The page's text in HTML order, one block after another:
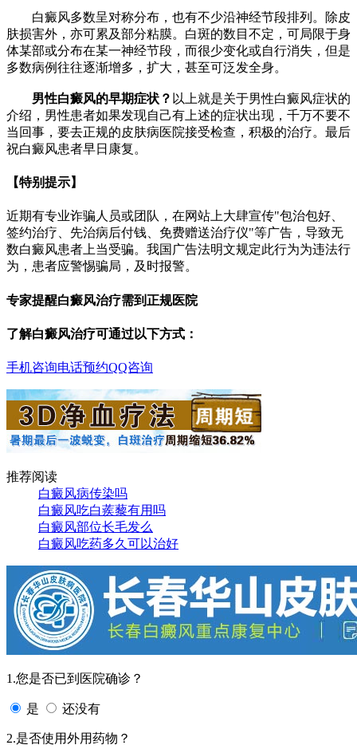
白癜风多数呈对称分布，也有不少沿神经节段排列。除皮
肤损害外，亦可累及部分粘膜。白斑的数目不定，可局限于身
体某部或分布在某一神经节段，而很少变化或自行消失，但是
多数病例往往逐渐增多，扩大，甚至可泛发全身。
男性白癜风的早期症状？ 以上就是关于男性白癜风症状的
介绍，男性患者如果发现自己有上述的症状出现，千万不要不
当回事，要去正规的皮肤病医院接受检查，积极的治疗。最后
祝白癜风患者早日康复。
【特别提示】
近期有专业诈骗人员或团队，在网站上大肆宣传"包治包好、
签约治疗、先治病后付钱、免费赠送治疗仪"等广告，导致无
数白癜风患者上当受骗。我国广告法明文规定此行为为违法行
为，患者应警惕骗局，及时报警。
专家提醒白癜风治疗需到正规医院
了解白癜风治疗可通过以下方式：
手机咨询电话预约QQ咨询
推荐阅读
白癜风病传染吗
白癜风吃白蒺藜有用吗
白癜风部位长毛发么
白癜风吃药多久可以治好
1.您是否已到医院确诊？
是 还没有
2.是否使用外用药物？